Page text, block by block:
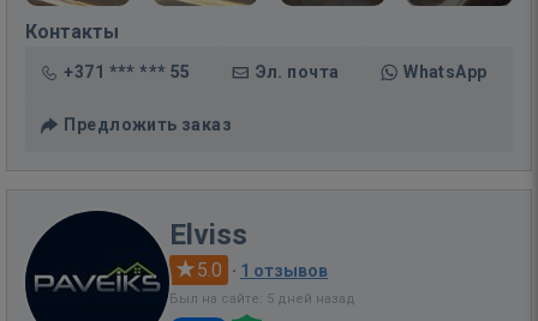
Контакты
+371 *** *** 55 Эл. почта WhatsApp
Предложить заказ
Elviss
5.0 · 1 отзывов
Был на сайте: 5 дней назад